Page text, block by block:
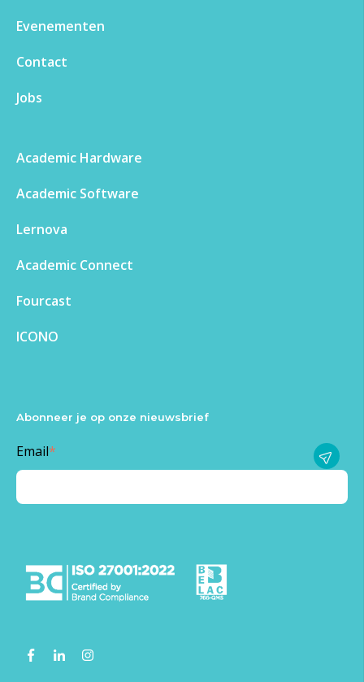
Evenementen​
Contact
Jobs
Academic Hardware
Academic Software
Lernova
Academic Connect
Fourcast
ICONO
Abonneer je op onze nieuwsbrief
Email*